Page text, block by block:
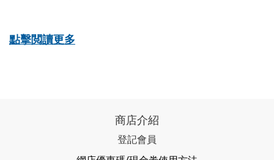
點擊閲讀更多
商店介紹
登記會員